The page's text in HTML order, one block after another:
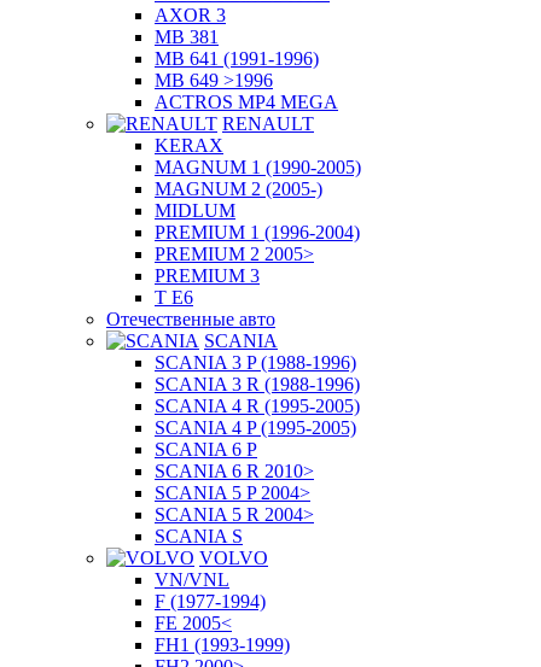
AXOR 3
MB 381
MB 641 (1991-1996)
MB 649 >1996
ACTROS MP4 MEGA
RENAULT
KERAX
MAGNUM 1 (1990-2005)
MAGNUM 2 (2005-)
MIDLUM
PREMIUM 1 (1996-2004)
PREMIUM 2 2005>
PREMIUM 3
T E6
Отечественные авто
SCANIA
SCANIA 3 P (1988-1996)
SCANIA 3 R (1988-1996)
SCANIA 4 R (1995-2005)
SCANIA 4 P (1995-2005)
SCANIA 6 P
SCANIA 6 R 2010>
SCANIA 5 P 2004>
SCANIA 5 R 2004>
SCANIA S
VOLVO
VN/VNL
F (1977-1994)
FE 2005<
FH1 (1993-1999)